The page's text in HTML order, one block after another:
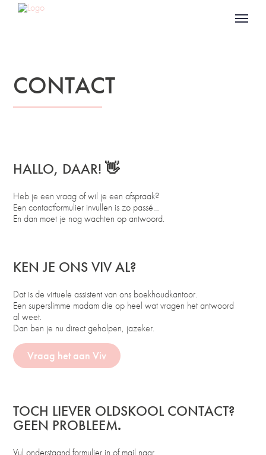
CONTACT
HALLO, DAAR! 👋
Heb je een vraag of wil je een afspraak?
Een contactformulier invullen is zo passé…
En dan moet je nog wachten op antwoord.
KEN JE ONS VIV AL?
Dat is de virtuele assistent van ons boekhoudkantoor.
Een superslimme madam die op heel wat vragen het antwoord
al weet.
Dan ben je nu direct geholpen, jazeker.
Vraag het aan Viv
TOCH LIEVER OLDSKOOL CONTACT?
GEEN PROBLEEM.
Vul onderstaand formulier in of mail naar